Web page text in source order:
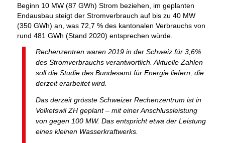
Beginn 10 MW (87 GWh) Strom beziehen, im geplanten
Endausbau steigt der Stromverbrauch auf bis zu 40 MW
(350 GWh) an, was 72,7 % des kantonalen Verbrauchs von
rund 481 GWh (Stand 2020) entsprechen würde.
Rechenzentren waren 2019 in der Schweiz für 3,6%
des Stromverbrauchs verantwortlich. Aktuelle Zahlen
soll die Studie des Bundesamt für Energie liefern, die
derzeit erarbeitet wird.
Das derzeit grösste Schweizer Rechenzentrum ist in
Volketswil ZH geplant – mit einer Anschlussleistung
von gegen 100 MW. Das entspricht etwa der Leistung
eines kleinen Wasserkraftwerks.